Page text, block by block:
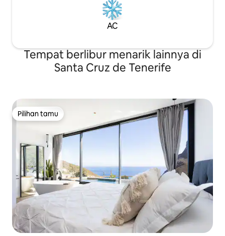
AC
Tempat berlibur menarik lainnya di
Santa Cruz de Tenerife
Pilihan tamu
Pilihan tamu